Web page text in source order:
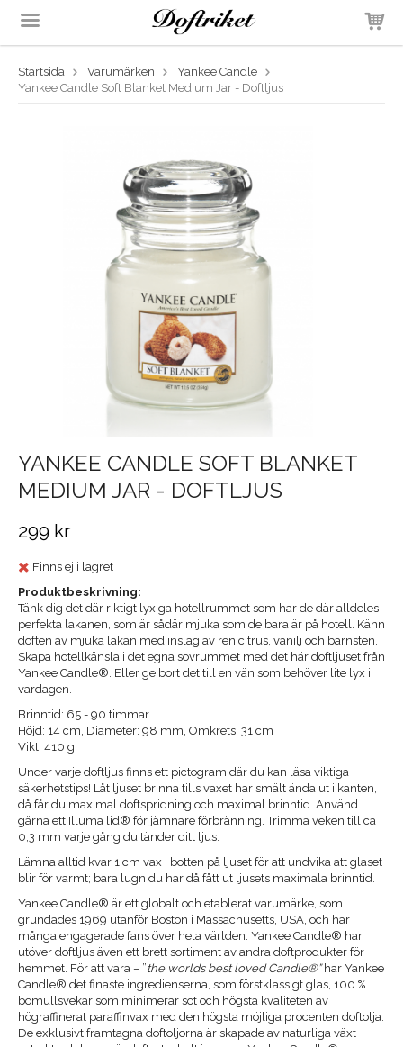
Produkten har blivit tillagd i varukorgen
Startsida Varumärken
Yankee Candle
Yankee Candle Soft Blanket Medium Jar - Doftljus
YANKEE CANDLE SOFT BLANKET
MEDIUM JAR - DOFTLJUS
299 kr
Finns ej i lagret
Produktbeskrivning:
Tänk dig det där riktigt lyxiga hotellrummet som har de där alldeles
perfekta lakanen, som är sådär mjuka som de bara är på hotell. Känn
doften av mjuka lakan med inslag av ren citrus, vanilj och bärnsten.
Skapa hotellkänsla i det egna sovrummet med det här doftljuset från
Yankee Candle®. Eller ge bort det till en vän som behöver lite lyx i
vardagen.
Brinntid: 65 - 90 timmar
Höjd: 14 cm, Diameter: 98 mm, Omkrets: 31 cm
Vikt: 410 g
Under varje doftljus finns ett pictogram där du kan läsa viktiga
säkerhetstips! Låt ljuset brinna tills vaxet har smält ända ut i kanten,
då får du maximal doftspridning och maximal brinntid. Använd
gärna ett Illuma lid® för jämnare förbränning. Trimma veken till ca
0,3 mm varje gång du tänder ditt ljus.
Lämna alltid kvar 1 cm vax i botten på ljuset för att undvika att glaset
blir för varmt; bara lugn du har då fått ut ljusets maximala brinntid.
Yankee Candle® är ett globalt och etablerat varumärke, som
grundades 1969 utanför Boston i Massachusetts, USA, och har
många engagerade fans över hela världen. Yankee Candle® har
utöver doftljus även ett brett sortiment av andra doftprodukter för
hemmet. För att vara – ”the worlds best loved Candle®”har Yankee
Candle® det finaste ingredienserna, som förstklassigt glas, 100 %
bomullsvekar som minimerar sot och högsta kvaliteten av
högraffinerat paraffinvax med den högsta möjliga procenten doftolja.
De exklusivt framtagna doftoljorna är skapade av naturliga växt